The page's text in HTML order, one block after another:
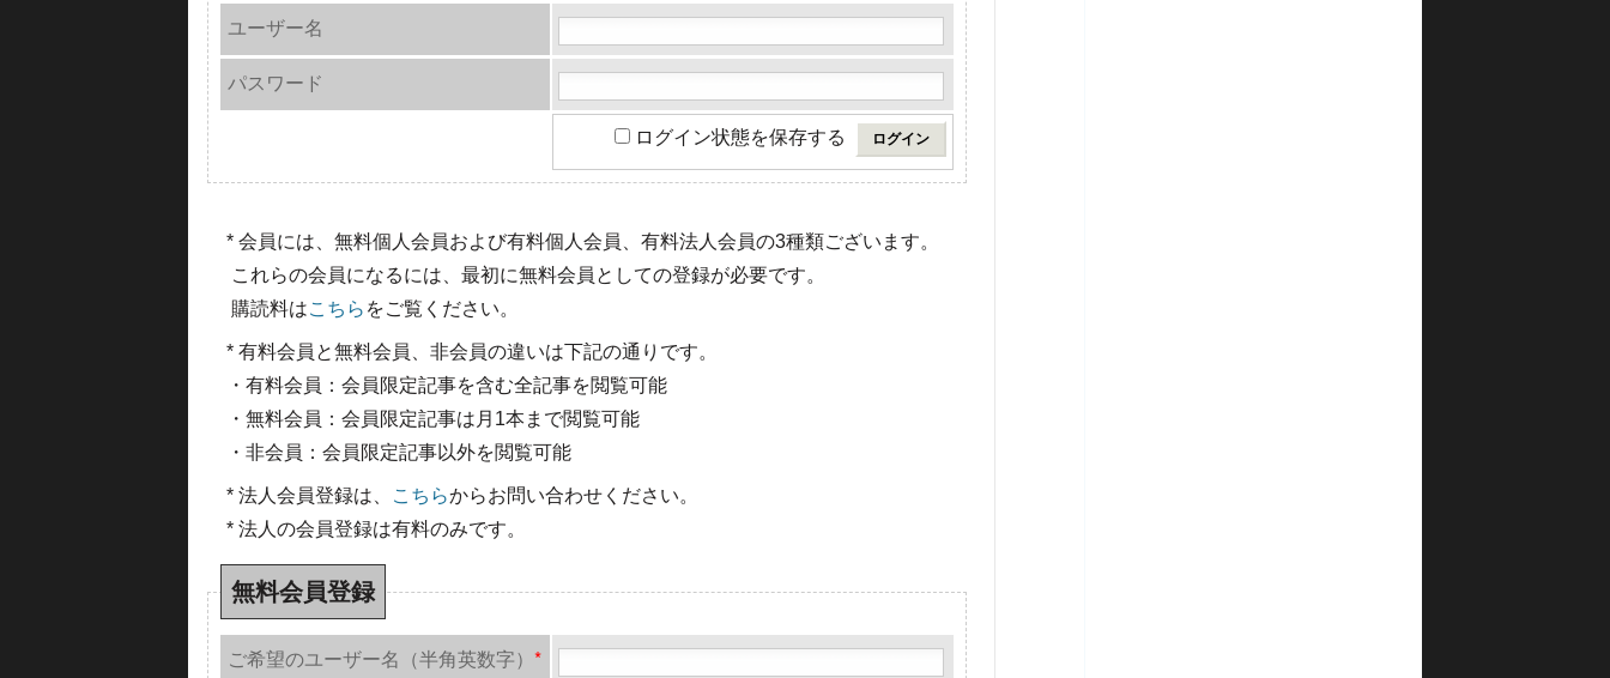
ユーザー名
パスワード
ログイン状態を保存する
* 会員には、無料個人会員および有料個人会員、有料法人会員の3種類ございます。
これらの会員になるには、最初に無料会員としての登録が必要です。
購読料はこちら をご覧ください。
* 有料会員と無料会員、非会員の違いは下記の通りです。
・有料会員：会員限定記事を含む全記事を閲覧可能
・無料会員：会員限定記事は月1本まで閲覧可能
・非会員：会員限定記事以外を閲覧可能
* 法人会員登録は、 こちらからお問い合わせください。
* 法人の会員登録は有料のみです。
無料会員登録
ご希望のユーザー名（半角英数字） *